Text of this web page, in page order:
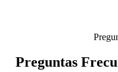
Preguntas